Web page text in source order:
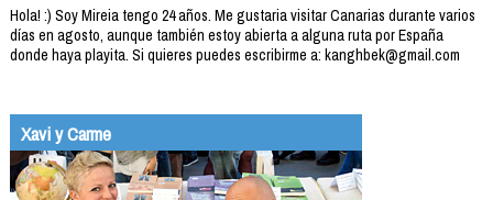
Hola! :) Soy Mireia tengo 24 años. Me gustaria visitar Canarias durante varios
días en agosto, aunque también estoy abierta a alguna ruta por España
donde haya playita. Si quieres puedes escribirme a: kanghbek@gmail.com
Xavi y Carme